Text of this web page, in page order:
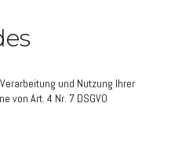
und Nutzung Ihrer
von Art. 4 Nr. 7 DSGVO